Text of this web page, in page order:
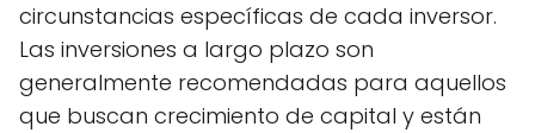
circunstancias específicas de cada inversor.
Las inversiones a largo plazo son
generalmente recomendadas para aquellos
que buscan crecimiento de capital y están